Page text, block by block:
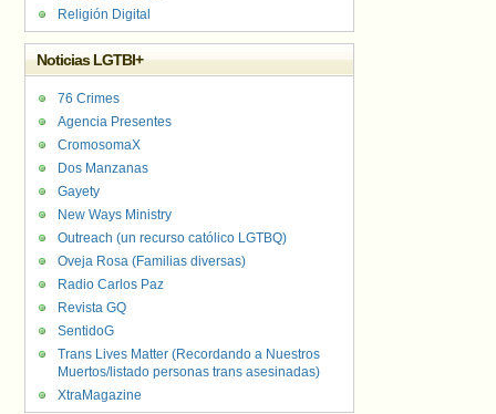
Religión Digital
Noticias LGTBI+
76 Crimes
Agencia Presentes
CromosomaX
Dos Manzanas
Gayety
New Ways Ministry
Outreach (un recurso católico LGTBQ)
Oveja Rosa (Familias diversas)
Radio Carlos Paz
Revista GQ
SentidoG
Trans Lives Matter (Recordando a Nuestros
Muertos/listado personas trans asesinadas)
XtraMagazine